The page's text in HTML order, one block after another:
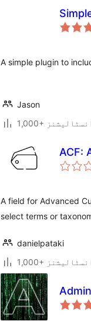
A simple plugin to
Jason
انسٹالیشنز
ACF:
A field for Advanced
select terms or
danielpataki
انسٹالیشنز